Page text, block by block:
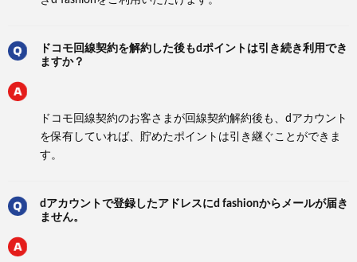
ドコモ回線契約を解約した後もdポイントは引き続き利用でき
ますか？
ドコモ回線契約のお客さまが回線契約解約後も、dアカウント
を保有していれば、貯めたポイントは引き継ぐことができま
す。
dアカウントで登録したアドレスにd fashionからメールが届き
ません。